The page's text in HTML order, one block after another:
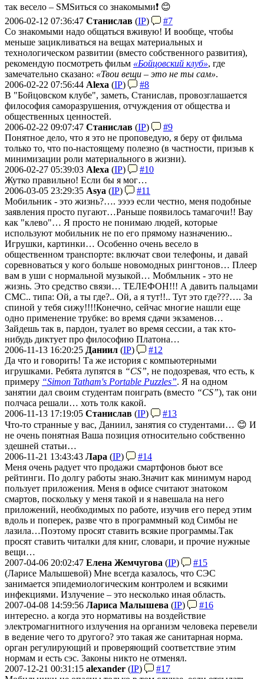
так весело – SMSиться со знакомыми❗️ 😊
2006-02-12 07:36:47 Станислав (IP)
#7
Со знакомыми надо общаться вживую! И вообще, чтобы
меньше зацикливаться на вещах материальных и
технологическом развитии (вместо собственного развития),
рекомендую посмотреть фильм «Бойцовский клуб», где
замечательно сказано: «Твои вещи – это не ты сам».
2006-02-22 07:56:44 Alexa (IP)
#8
В "Бойцовском клубе", заметь, Станислав, провозглашается
философия саморазрушения, отчуждения от общества и
общественных ценностей.
2006-02-22 09:07:47 Станислав (IP)
#9
Понятное дело, что я это не проповедую, я беру от фильма
только то, что по-настоящему полезно (в частности, призыв к
минимизации роли материального в жизни).
2006-02-27 05:39:03 Alexa (IP)
#10
Жутко правильно! Если бы я мог…
2006-03-05 23:29:35 Asya (IP)
#11
Мобильник - это жизнь?…. ээээ если честно, меня подобные
заявления просто пугают…Раньше появилось тамагочи!! Вау
как "клево"… Я просто не понимаю людей, которые
используют мобильник не по его прямому назначению..
Игрушки, картинки… Особенно очень весело в
общественном транспорте: включат свои телефоны, и давай
соревноваться у кого больше новомодных рингтонов… Плеер
вам в уши с нормальной музыкой… Мобмльник - это не
жизнь. Это средство связи… ТЕЛЕФОН!!! А давить пальцами
СМС.. типа: Ой, а ты где?.. Ой, а я тут!!.. Тут это где???…. За
спиной у тебя сижу!!!!Конечно, сейчас многие нашли еще
одно применение трубке: во время сдачи экзаменов…
Зайдешь так в, пардон, туалет во время сессии, а так кто-
нибудь диктует про философию Платона…
2006-11-13 16:20:25 Даниил (IP)
#12
Да что и говорить! Та же история с компьютерными
игрушками. Ребята лупятся в “CS”, не подозревая, что есть, к
примеру “Simon Tatham's Portable Puzzles”. Я на одном
занятии дал своим студентам поиграть (вместо “CS”), так они
полчаса решали… хоть толк какой.
2006-11-13 17:19:05 Станислав (IP)
#13
Что-то странные у вас, Даниил, занятия со студентами… 😊 И
не очень понятная Ваша позиция относительно собственно
здешней статьи…
2006-11-21 13:43:43 Лара (IP)
#14
Меня очень радует что продажи смартфонов бьют все
рейтинги. По долгу работы знаю.Значит как минимум народ
пользует приложения. Меня в офисе считают знатоком
смартов, поскольку у меня такой и я навешала на него
приложений, необходимых по работе, изучив его перед этим
вдоль и поперек, разве что в программный код Симбы не
лазила…Поэтому просят ставить всякие программы.Так
просят ставить читалки для книг, словари, и прочие нужные
вещи…
2007-04-06 20:02:47 Елена Жемчугова (IP)
#15
(Ларисе Малышевой) Мне всегда казалось, что СЭС
занимается эпидемиологическим контролем и всякими
инфекциями. Излучение – это несколько иная область.
2007-04-08 14:59:56 Лариса Малышева (IP)
#16
интересно. а когда это нормативы на воздействие
электромагнитного излучения на организм человека перевели
в ведение чего то другого? это такая же санитарная норма.
орган регулирующий и проверяющий соответствие этим
нормам и есть сэс. Законы никто не отменял.
2007-12-21 00:31:15 alexander (IP)
#17